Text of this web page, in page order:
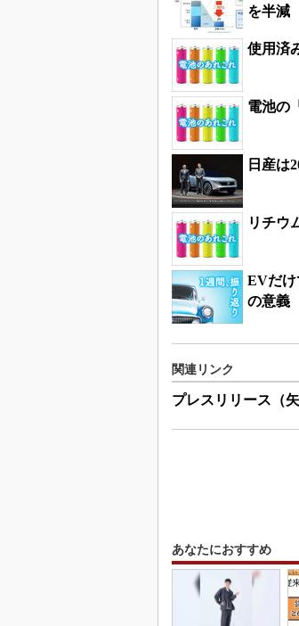
を半減
使用済
電池の
日産は
リチウ
EVだけ
の意義
関連リンク
プレスリリース（
あなたにおすすめ